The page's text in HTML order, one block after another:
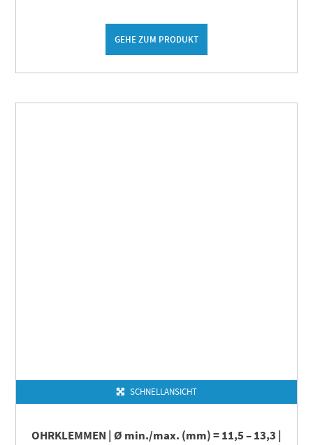
GEHE ZUM PRODUKT
SCHNELLANSICHT
OHRKLEMMEN | Ø min./max. (mm) = 11,5 – 13,3 |